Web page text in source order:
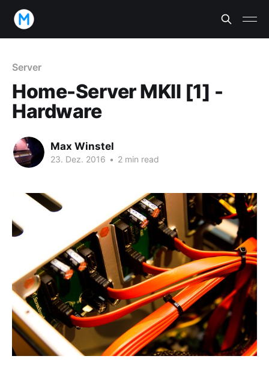
Server
Home-Server MKII [1] -
Hardware
Max Winstel
23. Dez. 2016 • 2 min read